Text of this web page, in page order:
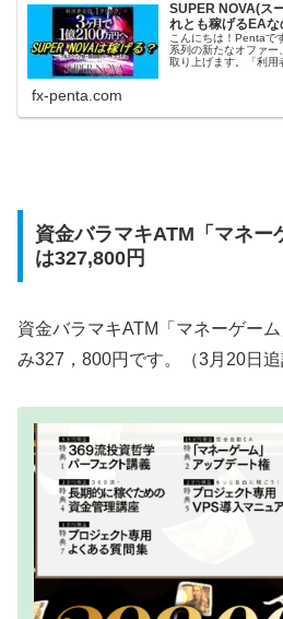
SUPER NOVA(ス
れとも稼げるEAな
こんにちは！Pentaで
系列の新たなオファー
取り上げます。「利用
fx-penta.com
資金バラマキATM「マネー
は327,800円
資金バラマキATM「マネーゲー
み327，800円です。（3月20日追